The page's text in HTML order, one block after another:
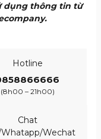
dụng thông tin từ
Hotline
(8h00 – 21h00)
Chat
Whatapp/Wechat